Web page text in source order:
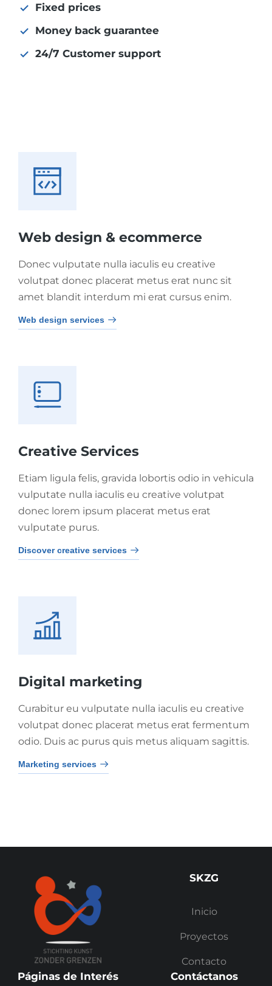
Fixed prices
Money back guarantee
24/7 Customer support
Web design & ecommerce
Donec vulputate nulla iaculis eu creative
volutpat donec placerat metus erat nunc sit
amet blandit interdum mi erat cursus enim.
Web design services
Creative Services
Etiam ligula felis, gravida lobortis odio in vehicula
vulputate nulla iaculis eu creative volutpat
donec lorem ipsum placerat metus erat
vulputate purus.
Discover creative services
Digital marketing
Curabitur eu vulputate nulla iaculis eu creative
volutpat donec placerat metus erat fermentum
odio. Duis ac purus quis metus aliquam sagittis.
Marketing services
SKZG
Inicio
Proyectos
Contacto
Páginas de Interés Contáctanos